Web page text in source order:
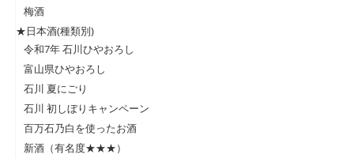
梅酒
★日本酒(種類別)
令和7年 石川ひやおろし
富山県ひやおろし
石川 夏にごり
石川 初しぼりキャンペーン
百万石乃白を使ったお酒
新酒（有名度★★★）